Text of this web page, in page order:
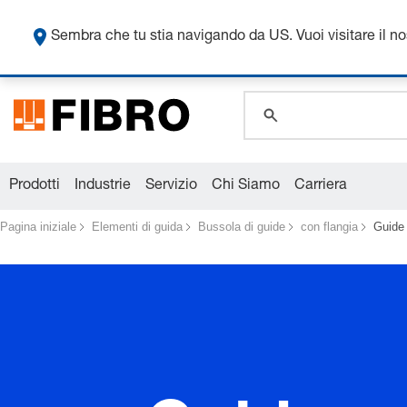
Prodotti Industrie Servizio Chi Siamo Carriera
Pagina iniziale Elementi di guida Bussola di guide con flangia
Sembra che tu stia navigando da US. Vuoi visitare il